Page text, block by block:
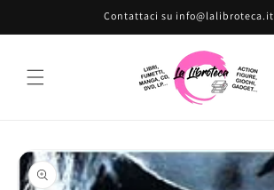
ai contenuti
Contattaci su info@lalibroteca.it
Passa alle
informazioni
sul prodotto